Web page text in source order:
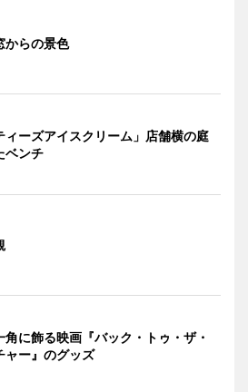
からの景色
ィーズアイスクリーム」店舗横の庭
ベンチ
角に飾る映画『バック・トゥ・ザ・
ャー』のグッズ